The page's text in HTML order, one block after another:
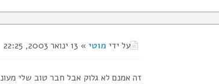
על ידי מוטי » 13 ינואר 2003, 22:25